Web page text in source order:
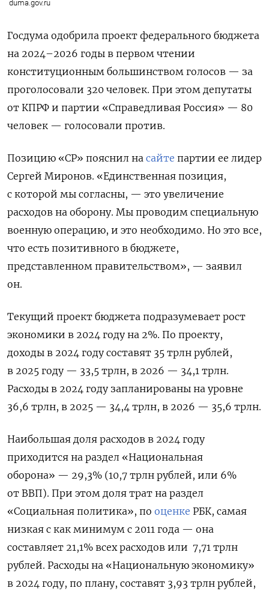
duma.gov.ru
Госдума одобрила проект федерального бюджета
на 2024–2026 годы в первом чтении
конституционным большинством голосов — за
проголосовали 320 человек. При этом депутаты
от КПРФ и партии «Справедливая Россия» — 80
человек — голосовали против.
Позицию «СР» пояснил на сайте партии ее лидер
Сергей Миронов. «Единственная позиция,
с которой мы согласны, — это увеличение
расходов на оборону. Мы проводим специальную
военную операцию, и это необходимо. Но это все,
что есть позитивного в бюджете,
представленном правительством», — заявил
он.
Текущий проект бюджета подразумевает рост
экономики в 2024 году на 2%. По проекту,
доходы в 2024 году составят 35 трлн рублей,
в 2025 году — 33,5 трлн, в 2026 — 34,1 трлн.
Расходы в 2024 году запланированы на уровне
36,6 трлн, в 2025 — 34,4 трлн, в 2026 — 35,6 трлн.
Наибольшая доля расходов в 2024 году
приходится на раздел «Национальная
оборона» — 29,3% (10,7 трлн рублей, или 6%
от ВВП). При этом доля трат на раздел
«Социальная политика», по оценке РБК, самая
низкая с как минимум с 2011 года — она
составляет 21,1% всех расходов или 7,71 трлн
рублей. Расходы на «Национальную экономику»
в 2024 году, по плану, составят 3,93 трлн рублей,